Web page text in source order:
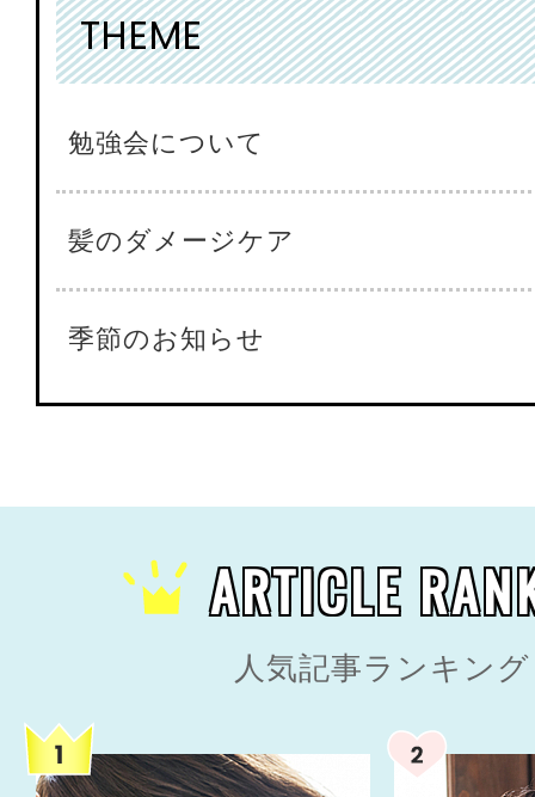
THEME
勉強会について
髪のダメージケア
季節のお知らせ
ARTICLE
人気記事ランキング